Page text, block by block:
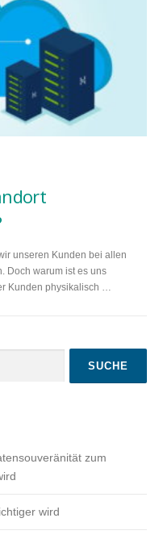
unseren Kunden bei allen
Doch warum ist es uns
Kunden physikalisch …
zum
wird